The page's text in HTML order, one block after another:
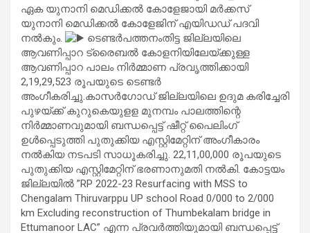
ഏക യുനാനി മെഡിക്കല്‍ കോളേജായി മര്‍ക്കസ്
യുനാനി മെഡിക്കല്‍ കോളേജിന് എയിഡഡ് പദവി
നല്‍കും.
ടെണ്ടർപത്തനംതിട്ട ജില്ലയിലെ
ആവണിപ്പാറ ട്രൈബൽ കോളനിയിലേയ്ക്കുള്ള
ആവണിപ്പാറ പാലം നിർമ്മാണ പ്രവൃത്തിക്കായി
2,19,29,523 രൂപയുടെ ടെണ്ടർ
അംഗീകരിച്ചു.കാസർഗോഡ് ജില്ലയിലെ ഉദുമ കരിച്ചേരി
പുഴയ്ക്ക് കുറുകെയുളള മുനമ്പം പാലത്തിന്റെ
നിർമ്മാണവുമായി ബന്ധപ്പെട്ട് ഷീറ്റ് പൈലിംഗ്
ഉൾപ്പെടുത്തി പുതുക്കിയ എസ്റ്റിമേറ്റിന് അംഗീകാരം
നൽകിയ നടപടി സാധൂകരിച്ചു. 22,11,00,000 രൂപയുടെ
പുതുക്കിയ എസ്റ്റിമേറ്റിന് ഭരണാനുമതി നൽകി. കോട്ടയം
ജില്ലയിൽ ”RP 2022-23 Resurfacing with MSS to
Chengalam Thiruvarppu UP school Road 0/000 to 2/000
km Excluding reconstruction of Thumbekalam bridge in
Ettumanoor LAC” എന്ന പ്രവർത്തിയുമായി ബന്ധപ്പെട്ട്